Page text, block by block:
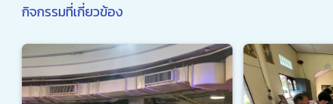
กิจกรรมที่เกี่ยวข้อง